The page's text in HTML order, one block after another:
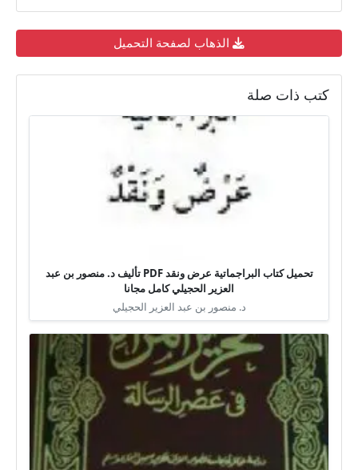
الذهاب لصفحة التحميل
كتب ذات صلة
تحميل كتاب البراجماتية عرض ونقد PDF تأليف د. منصور بن عبد
العزير الحجيلي كامل مجانا
د. منصور بن عبد العزير الحجيلي